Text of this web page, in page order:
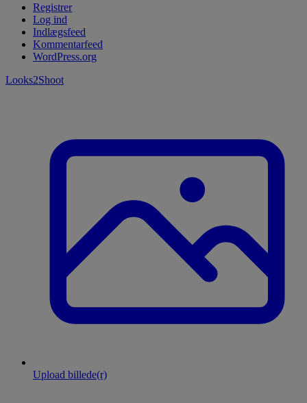
Registrer
Log ind
Indlægsfeed
Kommentarfeed
WordPress.org
Looks2Shoot
Upload billede(r)